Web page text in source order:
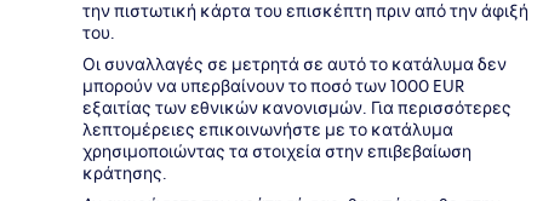
την πιστωτική κάρτα του επισκέπτη πριν από την άφιξή
του.
Οι συναλλαγές σε μετρητά σε αυτό το κατάλυμα δεν
μπορούν να υπερβαίνουν το ποσό των 1000 EUR
εξαιτίας των εθνικών κανονισμών. Για περισσότερες
λεπτομέρειες επικοινωνήστε με το κατάλυμα
χρησιμοποιώντας τα στοιχεία στην επιβεβαίωση
κράτησης.